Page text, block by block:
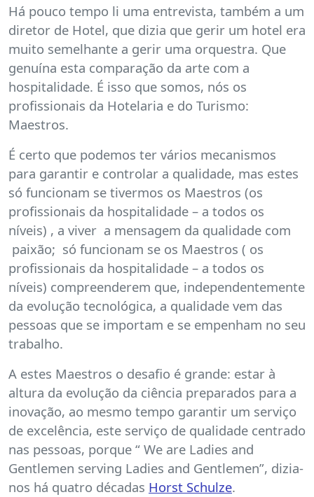
Há pouco tempo li uma entrevista, também a um
diretor de Hotel, que dizia que gerir um hotel era
muito semelhante a gerir uma orquestra. Que
genuína esta comparação da arte com a
hospitalidade. É isso que somos, nós os
profissionais da Hotelaria e do Turismo:
Maestros.
É certo que podemos ter vários mecanismos
para garantir e controlar a qualidade, mas estes
só funcionam se tivermos os Maestros (os
profissionais da hospitalidade – a todos os
níveis) , a viver a mensagem da qualidade com
paixão; só funcionam se os Maestros ( os
profissionais da hospitalidade – a todos os
níveis) compreenderem que, independentemente
da evolução tecnológica, a qualidade vem das
pessoas que se importam e se empenham no seu
trabalho.
A estes Maestros o desafio é grande: estar à
altura da evolução da ciência preparados para a
inovação, ao mesmo tempo garantir um serviço
de excelência, este serviço de qualidade centrado
nas pessoas, porque “ We are Ladies and
Gentlemen serving Ladies and Gentlemen”, dizia-
nos há quatro décadas Horst Schulze.